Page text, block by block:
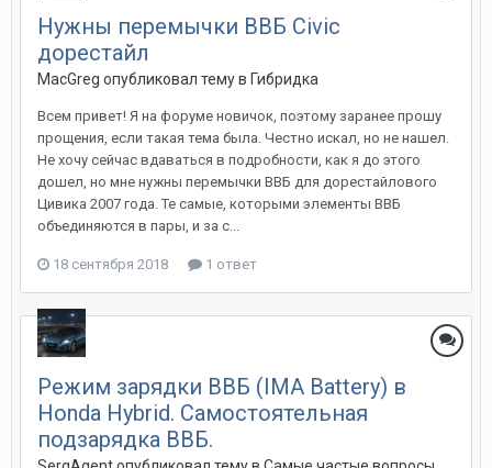
Нужны перемычки ВВБ Civic
дорестайл
MacGreg опубликовал тему в Гибридка
Всем привет! Я на форуме новичок, поэтому заранее прошу
прощения, если такая тема была. Честно искал, но не нашел.
Не хочу сейчас вдаваться в подробности, как я до этого
дошел, но мне нужны перемычки ВВБ для дорестайлового
Цивика 2007 года. Те самые, которыми элементы ВВБ
объединяются в пары, и за с...
18 сентября 2018 1 ответ
Режим зарядки ВВБ (IMA Battery) в
Honda Hybrid. Самостоятельная
подзарядка ВВБ.